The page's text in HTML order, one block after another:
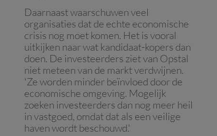
Daarnaast waarschuwen veel
organisaties dat de echte economische
crisis nog moet komen. Het is vooral
uitkijken naar wat kandidaat-kopers dan
doen. De investeerders ziet van Opstal
niet meteen van de markt verdwijnen.
'Ze worden minder beïnvloed door de
economische omgeving. Mogelijk
zoeken investeerders dan nog meer heil
in vastgoed, omdat dat als een veilige
haven wordt beschouwd.'